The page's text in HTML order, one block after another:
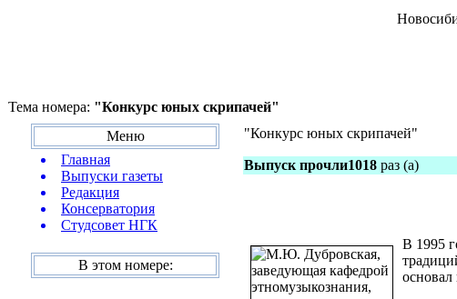
Тема номера: "Конкурс юных скрипачей"
Меню
Главная
Выпуски газеты
Редакция
Консерватория
Студсовет НГК
В этом номере:
"Конкурс юных скрипачей"
Выпуск прочли1018 раз (а)
В 1995